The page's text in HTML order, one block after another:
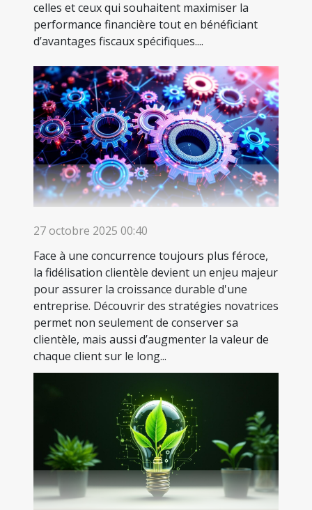
celles et ceux qui souhaitent maximiser la
performance financière tout en bénéficiant
d’avantages fiscaux spécifiques....
27 octobre 2025 00:40
Face à une concurrence toujours plus féroce,
la fidélisation clientèle devient un enjeu majeur
pour assurer la croissance durable d'une
entreprise. Découvrir des stratégies novatrices
permet non seulement de conserver sa
clientèle, mais aussi d’augmenter la valeur de
chaque client sur le long...